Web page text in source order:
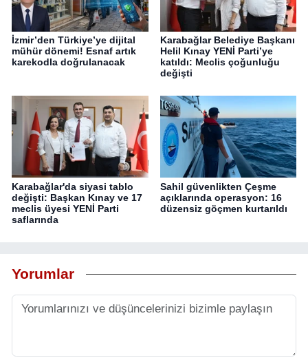
İzmir’den Türkiye’ye dijital
mühür dönemi! Esnaf artık
karekodla doğrulanacak
Karabağlar Belediye Başkanı
Helil Kınay YENİ Parti’ye
katıldı: Meclis çoğunluğu
değişti
Karabağlar'da siyasi tablo
değişti: Başkan Kınay ve 17
meclis üyesi YENİ Parti
saflarında
Sahil güvenlikten Çeşme
açıklarında operasyon: 16
düzensiz göçmen kurtarıldı
Yorumlar